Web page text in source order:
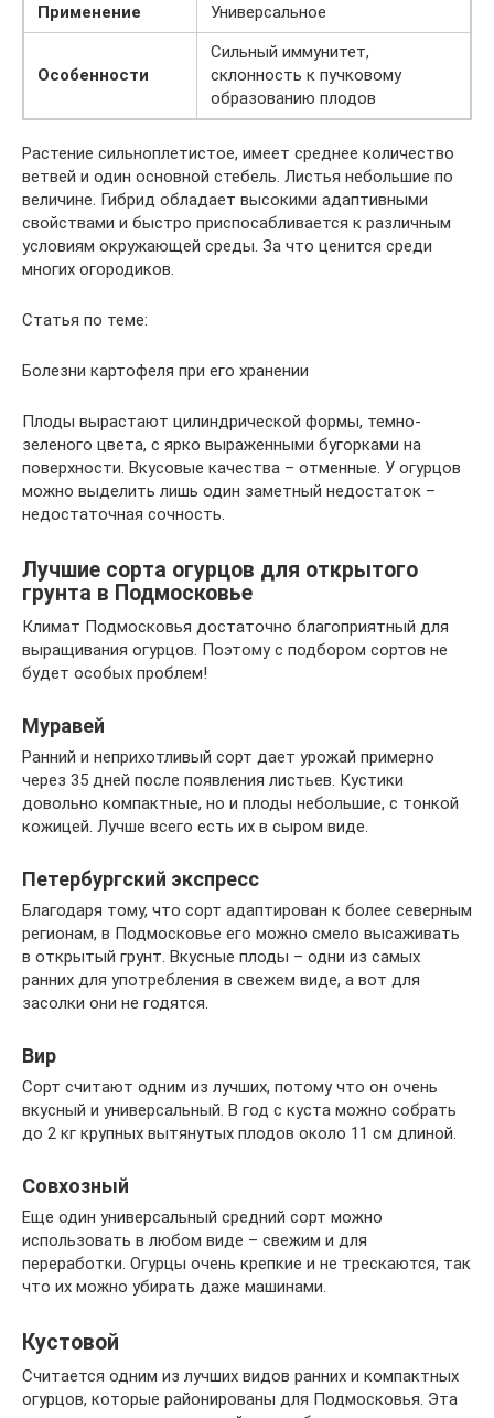
Применение
Универсальное
Особенности
Сильный иммунитет,
склонность к пучковому
образованию плодов
Растение сильноплетистое, имеет среднее количество
ветвей и один основной стебель. Листья небольшие по
величине. Гибрид обладает высокими адаптивными
свойствами и быстро приспосабливается к различным
условиям окружающей среды. За что ценится среди
многих огородиков.
Статья по теме:
Болезни картофеля при его хранении
Плоды вырастают цилиндрической формы, темно-
зеленого цвета, с ярко выраженными бугорками на
поверхности. Вкусовые качества – отменные. У огурцов
можно выделить лишь один заметный недостаток –
недостаточная сочность.
Лучшие сорта огурцов для открытого
грунта в Подмосковье
Климат Подмосковья достаточно благоприятный для
выращивания огурцов. Поэтому с подбором сортов не
будет особых проблем!
Муравей
Ранний и неприхотливый сорт дает урожай примерно
через 35 дней после появления листьев. Кустики
довольно компактные, но и плоды небольшие, с тонкой
кожицей. Лучше всего есть их в сыром виде.
Петербургский экспресс
Благодаря тому, что сорт адаптирован к более северным
регионам, в Подмосковье его можно смело высаживать
в открытый грунт. Вкусные плоды – одни из самых
ранних для употребления в свежем виде, а вот для
засолки они не годятся.
Вир
Сорт считают одним из лучших, потому что он очень
вкусный и универсальный. В год с куста можно собрать
до 2 кг крупных вытянутых плодов около 11 см длиной.
Совхозный
Еще один универсальный средний сорт можно
использовать в любом виде – свежим и для
переработки. Огурцы очень крепкие и не трескаются, так
что их можно убирать даже машинами.
Кустовой
Считается одним из лучших видов ранних и компактных
огурцов, которые районированы для Подмосковья. Эта